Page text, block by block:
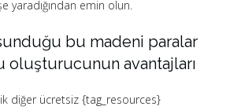
yaradığından emin olun.
bu madeni paralar
oluşturucunun avantajları
diğer ücretsiz {tag_resources}